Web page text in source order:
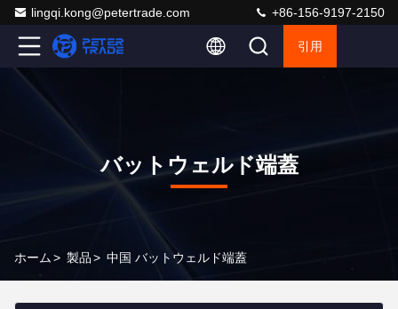
lingqi.kong@petertrade.com +86-156-9197-2150
引用
バットウェルド端蓋
ホーム> 製品> 中国 バットウェルド端蓋